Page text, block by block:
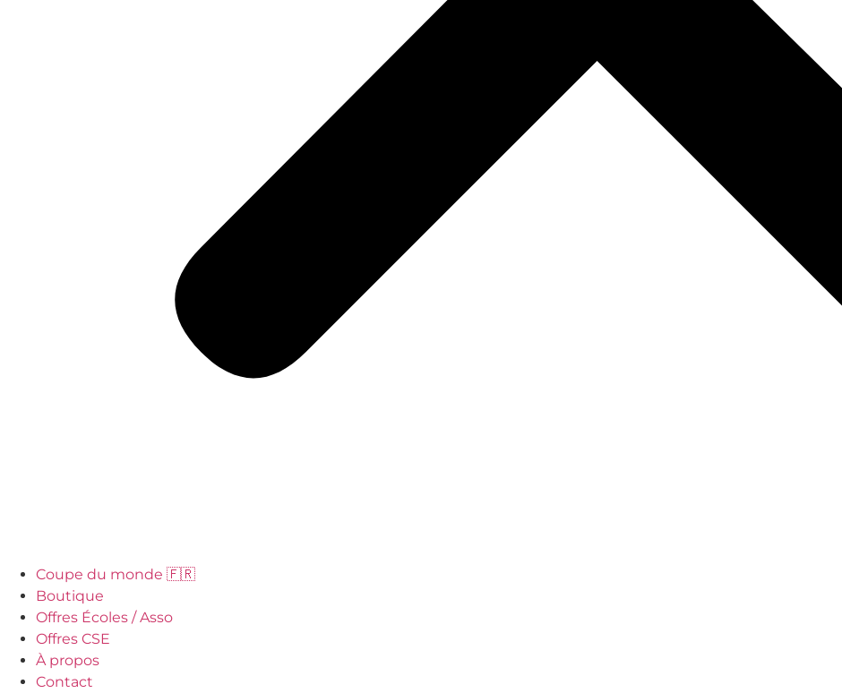
Coupe du monde 🇫🇷
Boutique
Offres Écoles / Asso
Offres CSE
À propos
Contact